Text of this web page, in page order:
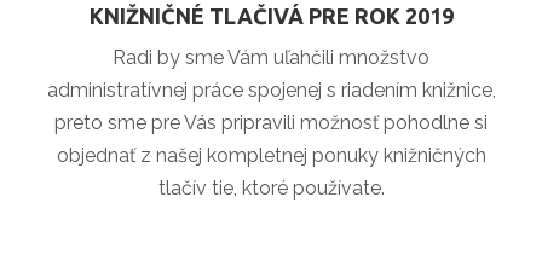
KNIŽNIČNÉ TLAČIVÁ PRE ROK 2019
Radi by sme Vám uľahčili množstvo
administratívnej práce spojenej s riadením knižnice,
preto sme pre Vás pripravili možnosť pohodlne si
objednať z našej kompletnej ponuky knižničných
tlačív tie, ktoré používate.